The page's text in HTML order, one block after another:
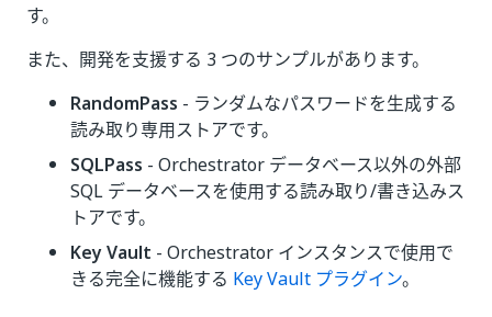
す。
また、開発を支援する 3 つのサンプルがあります。
RandomPass - ランダムなパスワードを生成する
読み取り専用ストアです。
SQLPass - Orchestrator データベース以外の外部
SQL データベースを使用する読み取り/書き込みス
トアです。
Key Vault - Orchestrator インスタンスで使用で
きる完全に機能する Key Vault プラグイン。